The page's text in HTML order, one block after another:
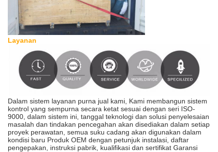
Layanan
Dalam sistem layanan purna jual kami, Kami membangun sistem
kontrol yang sempurna secara ketat sesuai dengan seri ISO-
9000, dalam sistem ini, tanggal teknologi dan solusi penyelesaian
masalah dan tindakan pencegahan akan disediakan dalam setiap
proyek perawatan, semua suku cadang akan digunakan dalam
kondisi baru Produk OEM dengan petunjuk instalasi, daftar
pengepakan, instruksi pabrik, kualifikasi dan sertifikat Garansi